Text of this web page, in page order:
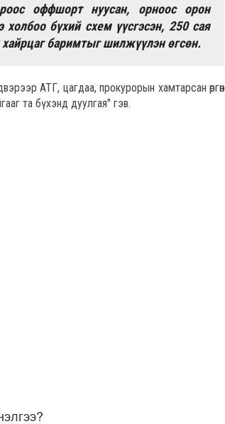
оффшорт нуусан, орноос орон
бүхий схем үүсгэсэн, 250 сая
баримтыг шилжүүлэн өгсөн.
АТГ, цагдаа, прокурорын хамтарсан өргөн
та бүхэнд дуулгая" гэв.